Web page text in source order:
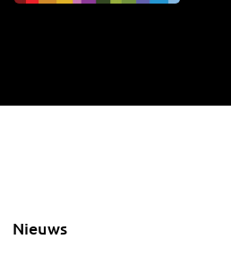
Nieuws